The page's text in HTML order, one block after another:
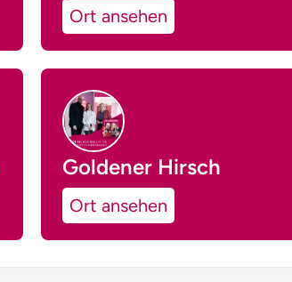
Ort ansehen
Goldener Hirsch
Ort ansehen